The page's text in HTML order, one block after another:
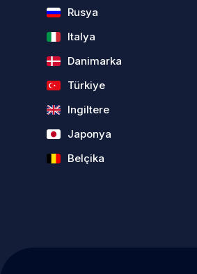
Rusya
Italya
Danimarka
Türkiye
Ingiltere
Japonya
Belçika